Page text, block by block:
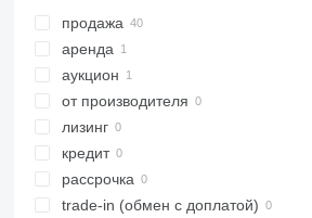
продажа
аренда
аукцион
от производителя
лизинг
кредит
рассрочка
trade-in (обмен с доплатой)